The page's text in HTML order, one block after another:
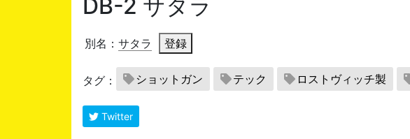
DB-2 サタラ
別名： サタラ 登録
タグ： ショットガン テック ロストヴィッチ製
Twitter